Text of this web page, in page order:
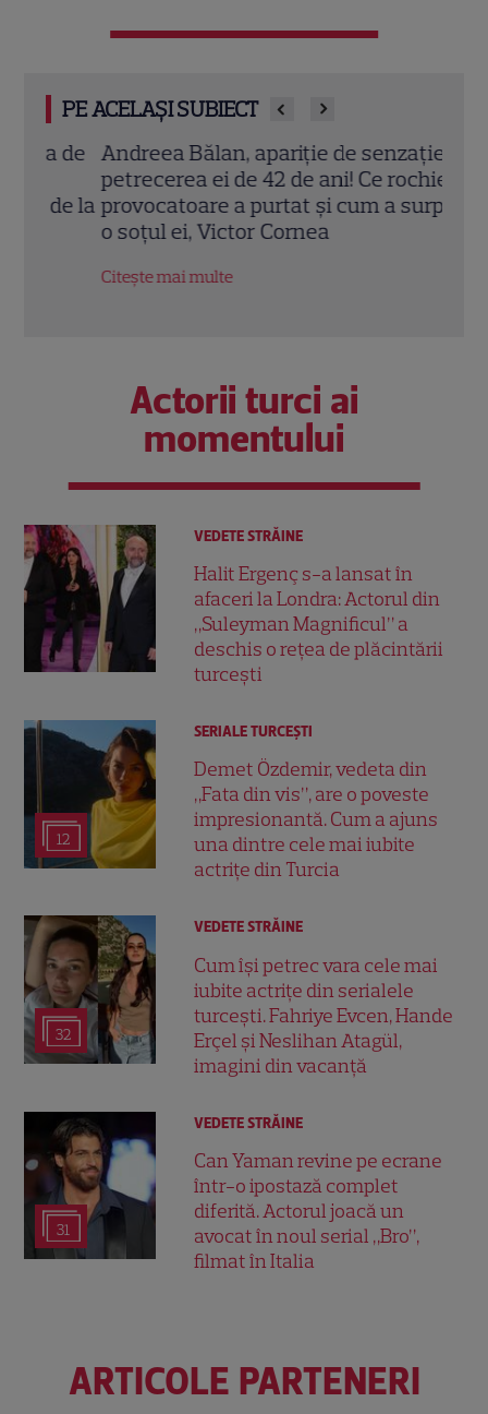
PE ACELAȘI SUBIECT
Andreea Bălan, apariție de senzație la
petrecerea ei de 42 de ani! Ce rochie
provocatoare a purtat și cum a surprins-
o soțul ei, Victor Cornea
Citește mai multe
Actorii turci ai
momentului
VEDETE STRĂINE
Halit Ergenç s-a lansat în
afaceri la Londra: Actorul din
„Suleyman Magnificul” a
deschis o rețea de plăcintării
turcești
12
SERIALE TURCEŞTI
Demet Özdemir, vedeta din
„Fata din vis”, are o poveste
impresionantă. Cum a ajuns
una dintre cele mai iubite
actrițe din Turcia
32
VEDETE STRĂINE
Cum își petrec vara cele mai
iubite actrițe din serialele
turcești. Fahriye Evcen, Hande
Erçel și Neslihan Atagül,
imagini din vacanță
31
VEDETE STRĂINE
Can Yaman revine pe ecrane
într-o ipostază complet
diferită. Actorul joacă un
avocat în noul serial „Bro”,
filmat în Italia
ARTICOLE PARTENERI